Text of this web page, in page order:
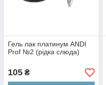
Гель лак платинум ANDI
Prof №2 (рідка слюда)
105 ₴